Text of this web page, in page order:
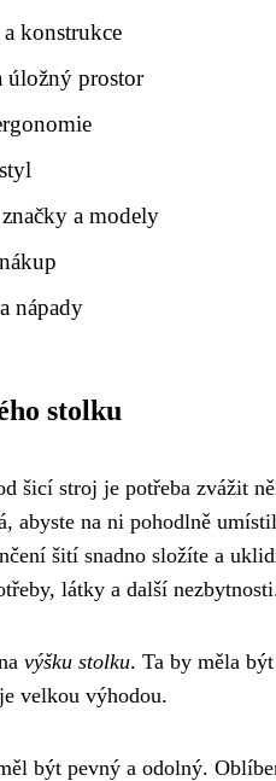
konstrukce
úložný prostor
a modely
nápady
stolku
šicí stroj je potřeba zvážit
abyste na ni pohodlně
šití snadno složíte a
látky a další
výšku stolku. Ta by měla
velkou výhodou.
být pevný a odolný.